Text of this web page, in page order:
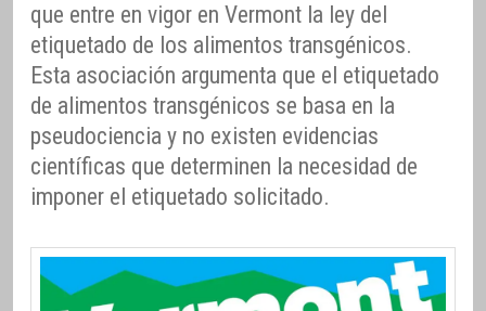
que entre en vigor en Vermont la ley del
etiquetado de los alimentos transgénicos.
Esta asociación argumenta que el etiquetado
de alimentos transgénicos se basa en la
pseudociencia y no existen evidencias
científicas que determinen la necesidad de
imponer el etiquetado solicitado.